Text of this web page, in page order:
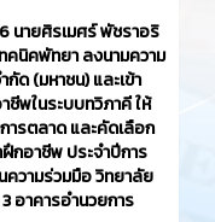
ายศิรเมศร์ พัชราอริ